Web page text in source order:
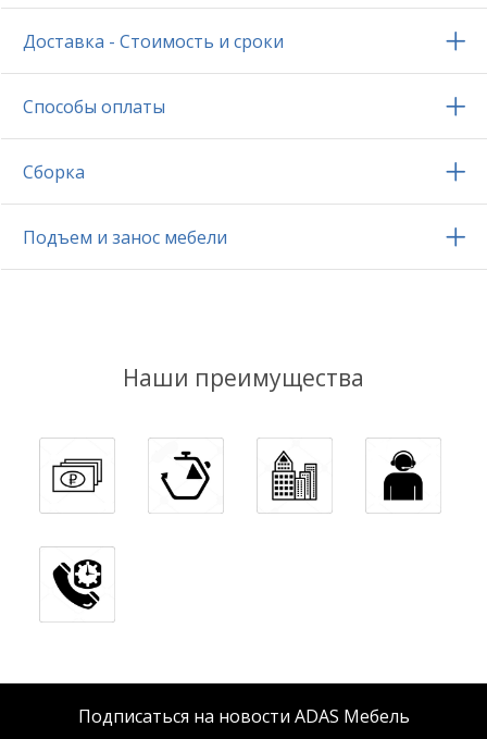
Доставка - Стоимость и сроки
Способы оплаты
Сборка
Подъем и занос мебели
Наши преимущества
Подписаться на новости ADAS Мебель